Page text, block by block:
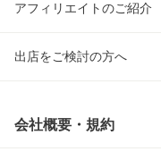
アフィリエイトのご紹介
出店をご検討の方へ
会社概要・規約